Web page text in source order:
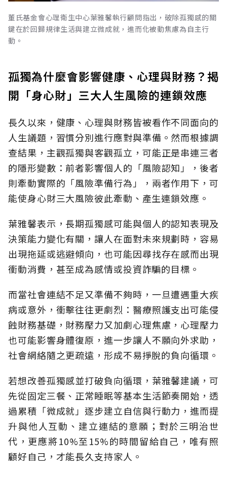
董氏基金會心理衛生中心葉雅馨執行顧問指出，破除孤獨感的關
鍵在於回歸規律生活與建立微成就，進而化被動焦慮為自主行
動。
孤獨為什麼會影響健康、心理與財務？揭
開「身心財」三大人生風險的連鎖效應
長久以來，健康、心理與財務皆被看作不同面向的
人生議題，習慣分別進行應對與準備。然而根據調
查結果，主觀孤獨與客觀孤立，可能正是串連三者
的隱形變數：前者影響個人的「風險認知 」，後者
則牽動實際的「風險準備行為」，兩者作用下，可
能使身心財三大風險彼此牽動、產生連鎖效應。
葉雅馨表示，長期孤獨感可能與個人的認知表現及
決策能力變化有關，讓人在面對未來規劃時，容易
出現拖延或逃避傾向，也可能因尋找存在感而出現
衝動消費，甚至成為感情或投資詐騙的目標。
而當社會連結不足又準備不夠時，一旦遭遇重大疾
病或意外，衝擊往往更劇烈：醫療照護支出可能侵
蝕財務基礎，財務壓力又加劇心理焦慮，心理壓力
也可能影響身體復原，進一步讓人不願向外求助，
社會網絡隨之更疏遠，形成不易掙脫的負向循環。
若想改善孤獨感並打破負向循環，葉雅馨建議，可
先從固定三餐、正常睡眠等基本生活節奏開始，透
過累積「微成就」逐步建立自信與行動力，進而提
升與他人互動、建立連結的意願；對於三明治世
代，更應將10%至15%的時間留給自己，唯有照
顧好自己，才能長久支持家人。